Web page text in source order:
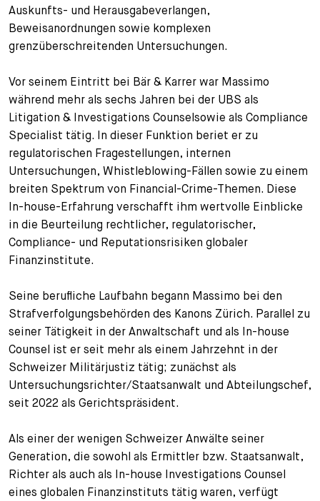
Auskunfts- und Herausgabeverlangen,
Beweisanordnungen sowie komplexen
grenzüberschreitenden Untersuchungen.
Vor seinem Eintritt bei Bär & Karrer war Massimo
während mehr als sechs Jahren bei der UBS als
Litigation & Investigations Counselsowie als Compliance
Specialist tätig. In dieser Funktion beriet er zu
regulatorischen Fragestellungen, internen
Untersuchungen, Whistleblowing-Fällen sowie zu einem
breiten Spektrum von Financial-Crime-Themen. Diese
In-house-Erfahrung verschafft ihm wertvolle Einblicke
in die Beurteilung rechtlicher, regulatorischer,
Compliance- und Reputationsrisiken globaler
Finanzinstitute.
Seine berufliche Laufbahn begann Massimo bei den
Strafverfolgungsbehörden des Kanons Zürich. Parallel zu
seiner Tätigkeit in der Anwaltschaft und als In-house
Counsel ist er seit mehr als einem Jahrzehnt in der
Schweizer Militärjustiz tätig; zunächst als
Untersuchungsrichter/Staatsanwalt und Abteilungschef,
seit 2022 als Gerichtspräsident.
Als einer der wenigen Schweizer Anwälte seiner
Generation, die sowohl als Ermittler bzw. Staatsanwalt,
Richter als auch als In-house Investigations Counsel
eines globalen Finanzinstituts tätig waren, verfügt